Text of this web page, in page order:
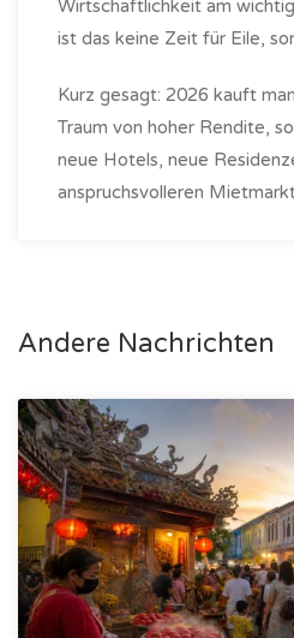
Wirtschaftlichkeit am
ist das keine Zeit für Eile,
Kurz gesagt: 2026 kauft
Traum von hoher Rendite,
neue Hotels, neue
anspruchsvolleren
Andere Nachrichten